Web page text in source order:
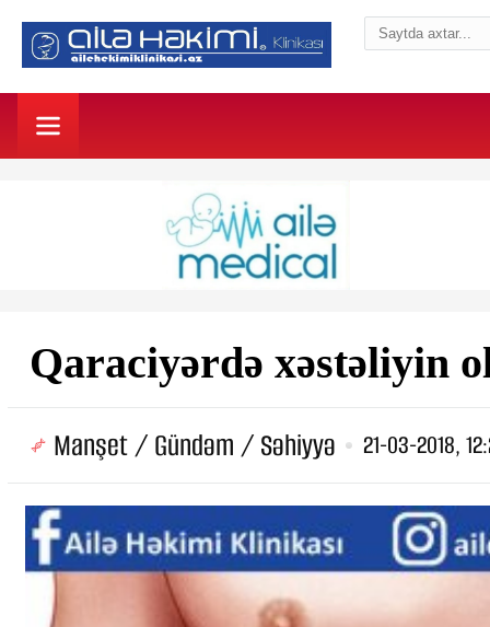
Qaraciyərdə xəstəliyin
Manşet / Gündəm / Səhiyyə 21-03-2018,